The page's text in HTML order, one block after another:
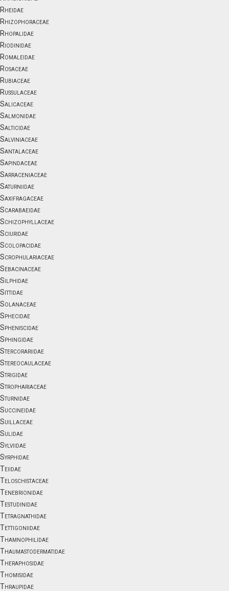
Rheidae
Rhizophoraceae
Rhopalidae
Riodinidae
Romaleidae
Rosaceae
Rubiaceae
Russulaceae
Salicaceae
Salmonidae
Salticidae
Salviniaceae
Santalaceae
Sapindaceae
Sarraceniaceae
Saturniidae
Saxifragaceae
Scarabaeidae
Schizophyllaceae
Sciuridae
Scolopacidae
Scrophulariaceae
Sebacinaceae
Silphidae
Sittidae
Solanaceae
Sphecidae
Spheniscidae
Sphingidae
Stercorariidae
Stereocaulaceae
Strigidae
Strophariaceae
Sturnidae
Succineidae
Suillaceae
Sulidae
Sylviidae
Syrphidae
Teiidae
Teloschistaceae
Tenebrionidae
Testudinidae
Tetragnathidae
Tettigoniidae
Thamnophilidae
Thaumastodermatidae
Theraphosidae
Thomisidae
Thraupidae